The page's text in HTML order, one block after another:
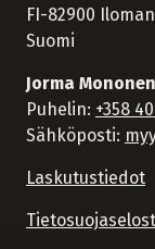
FI-82900
Suomi
Jorma Mononen
Puhelin: +358
Sähköposti:
Laskutustiedot